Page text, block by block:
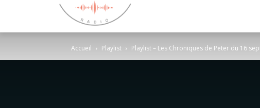
Accueil Playlist Playlist – Les Chroniques de Peter du 16